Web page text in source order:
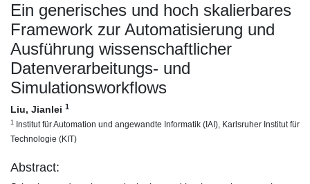
Ein generisches und hoch skalierbares
Framework zur Automatisierung und
Ausführung wissenschaftlicher
Datenverarbeitungs- und
Simulationsworkflows
Liu, Jianlei 1
1 Institut für Automation und angewandte Informatik (IAI), Karlsruher Institut für
Technologie (KIT)
Abstract: